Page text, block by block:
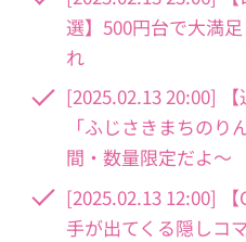
選】500円台で大満
れ
[2025.02.13 20:00]
「ふじさきまちの
間・数量限定だよ～
[2025.02.13 12:00]
手が出てくる隠しコ